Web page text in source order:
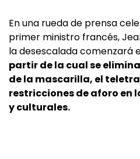
En una rueda de prensa
primer ministro francés,
la desescalada comenzará
partir de la cual se
de la mascarilla, el
restricciones de aforo en
y culturales.